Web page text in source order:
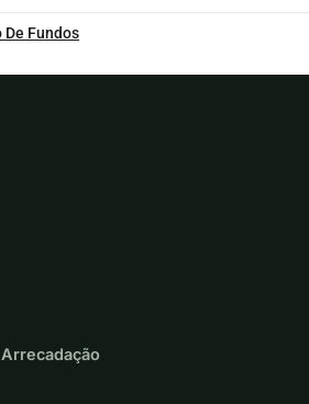
De Fundos